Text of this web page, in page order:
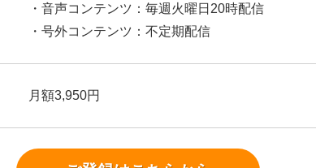
・音声コンテンツ：毎週火曜日20時配信
・号外コンテンツ：不定期配信
月額3,950円